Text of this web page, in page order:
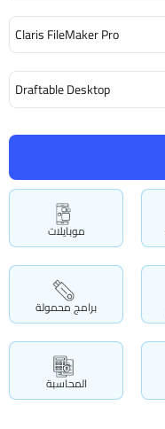
موبايلات
برامج محمولة
المحاسبة
Claris FileMaker Pro
Draftable Desktop